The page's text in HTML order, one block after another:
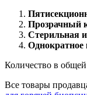
Прозрачный
Стерильная
Однократное
Количество в
Все товары